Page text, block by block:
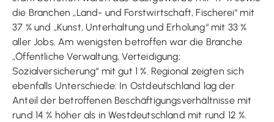
die Branchen „Land- und Forstwirtschaft, Fischerei“ mit
37 % und „Kunst, Unterhaltung und Erholung“ mit 33 %
aller Jobs. Am wenigsten betroffen war die Branche
„Öffentliche Verwaltung, Verteidigung;
Sozialversicherung“ mit gut 1 %. Regional zeigten sich
ebenfalls Unterschiede: In Ostdeutschland lag der
Anteil der betroffenen Beschäftigungsverhältnisse mit
rund 14 % höher als in Westdeutschland mit rund 12 %.